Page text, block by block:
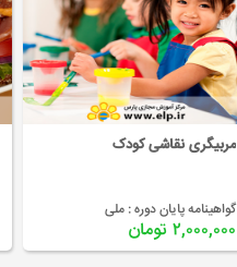
مربیگری نقاشی کودک
گواهینامه پایان دوره : ملی
۲,۰۰۰,۰۰۰ تومان